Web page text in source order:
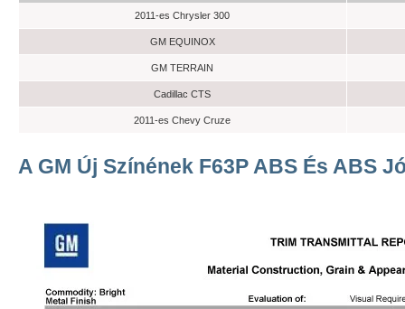
2011-es Chrysler 300
GM EQUINOX
GM TERRAIN
Cadillac CTS
2011-es Chevy Cruze
A GM Új Színének F63P ABS És ABS